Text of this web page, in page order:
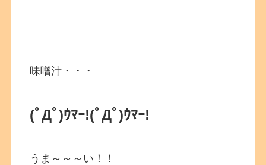
味噌汁・・・
(ﾟДﾟ)ｳﾏｰ!(ﾟДﾟ)ｳﾏｰ!
うま～～～い！！